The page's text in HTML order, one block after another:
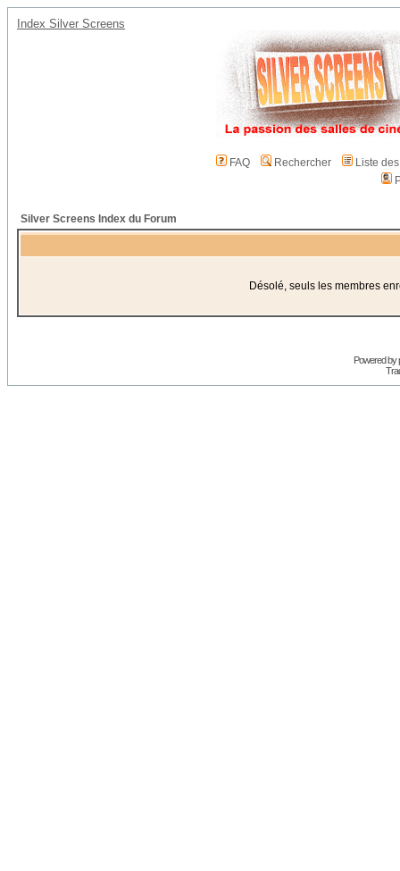
Index Silver Screens
FAQ Rechercher
Liste
Silver Screens Index du Forum
Désolé, seuls les membres
Powered by